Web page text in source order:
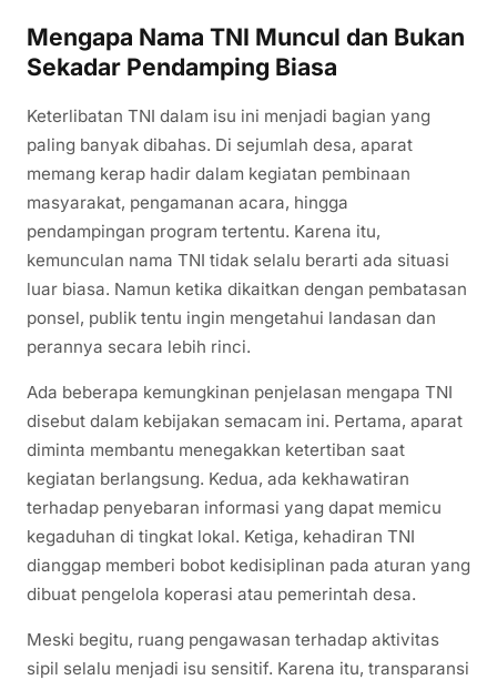
Mengapa Nama TNI Muncul dan Bukan
Sekadar Pendamping Biasa
Keterlibatan TNI dalam isu ini menjadi bagian yang
paling banyak dibahas. Di sejumlah desa, aparat
memang kerap hadir dalam kegiatan pembinaan
masyarakat, pengamanan acara, hingga
pendampingan program tertentu. Karena itu,
kemunculan nama TNI tidak selalu berarti ada situasi
luar biasa. Namun ketika dikaitkan dengan pembatasan
ponsel, publik tentu ingin mengetahui landasan dan
perannya secara lebih rinci.
Ada beberapa kemungkinan penjelasan mengapa TNI
disebut dalam kebijakan semacam ini. Pertama, aparat
diminta membantu menegakkan ketertiban saat
kegiatan berlangsung. Kedua, ada kekhawatiran
terhadap penyebaran informasi yang dapat memicu
kegaduhan di tingkat lokal. Ketiga, kehadiran TNI
dianggap memberi bobot kedisiplinan pada aturan yang
dibuat pengelola koperasi atau pemerintah desa.
Meski begitu, ruang pengawasan terhadap aktivitas
sipil selalu menjadi isu sensitif. Karena itu, transparansi